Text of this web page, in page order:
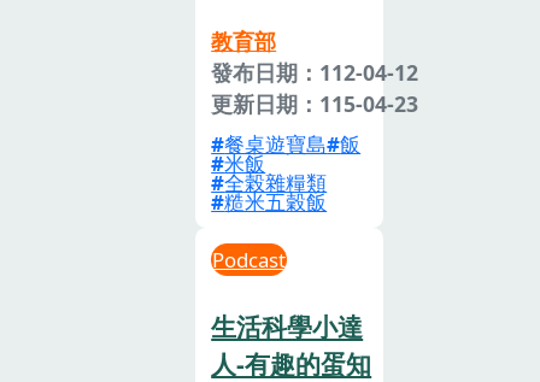
教育部
發布日期：112-04-12
更新日期：115-04-23
餐桌遊寶島 飯
米飯
全榖雜糧類
糙米五穀飯
Podcast
生活科學小達
人-有趣的蛋知